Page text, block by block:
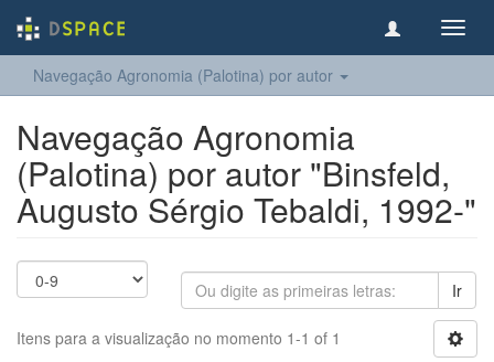
Navegação Agronomia (Palotina) por autor
Navegação Agronomia
(Palotina) por autor "Binsfeld,
Augusto Sérgio Tebaldi, 1992-"
Ir
Itens para a visualização no momento 1-1 of 1